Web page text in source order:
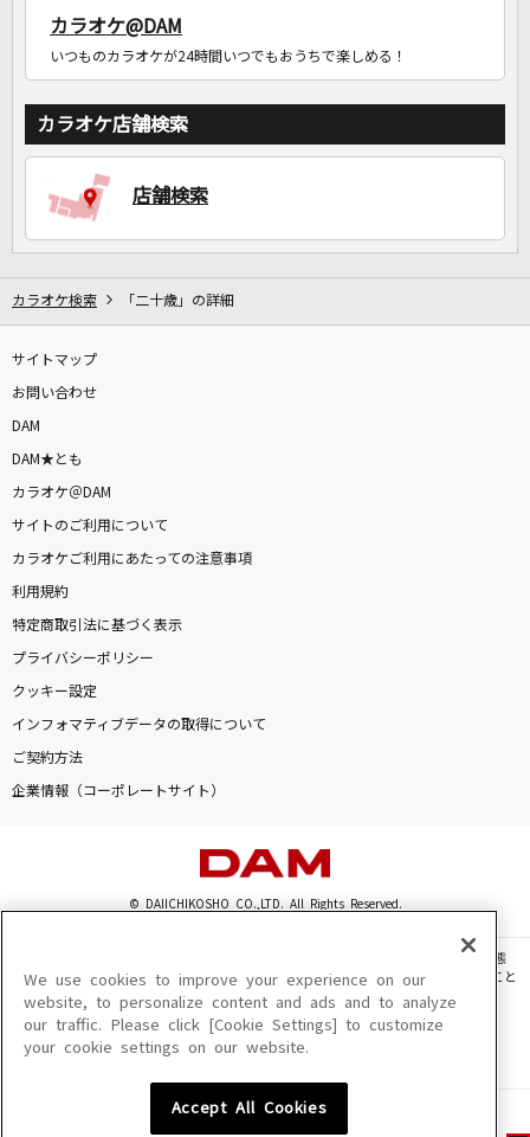
カラオケ@DAM
いつものカラオケが24時間いつでもおうちで楽しめる！
カラオケ店舗検索
店舗検索
カラオケ検索 「二十歳」の詳細
サイトマップ
お問い合わせ
DAM
DAM★とも
カラオケ＠DAM
サイトのご利用について
カラオケご利用にあたっての注意事項
利用規約
特定商取引法に基づく表示
プライバシーポリシー
クッキー設定
インフォマティブデータの取得について
ご契約方法
企業情報（コーポレートサイト）
© DAIICHIKOSHO CO.,LTD. All Rights Reserved.
このサイトに掲載されている一切の文章・画像・写真・動画・音声等を、手段や形態
を問わず、著作権法の定める範囲を超えて無断で複製、転載、ファイル化などすること
を禁じます。
楽曲及びコンテンツは、機種によりご利用いただけない場合があります。
楽曲及びコンテンツの配信日、配信内容が変更になる場合があります。
We use cookies to improve your experience on our
website, to personalize content and ads and to analyze
our traffic. Please click [Cookie Settings] to customize
your cookie settings on our website.
Accept All Cookies